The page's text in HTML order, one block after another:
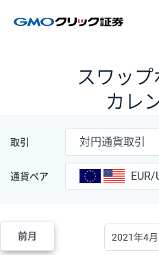
スワップ
カレ
取引 対円通貨取引
通貨ペア EUR/
前月